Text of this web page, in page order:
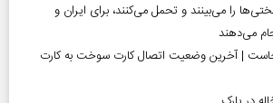
را می‌بینند و تحمل می‌کنند، برای ایران و
می‌دهند
پابرجاست | آخرین وضعیت اتصال کارت سوخت به کارت